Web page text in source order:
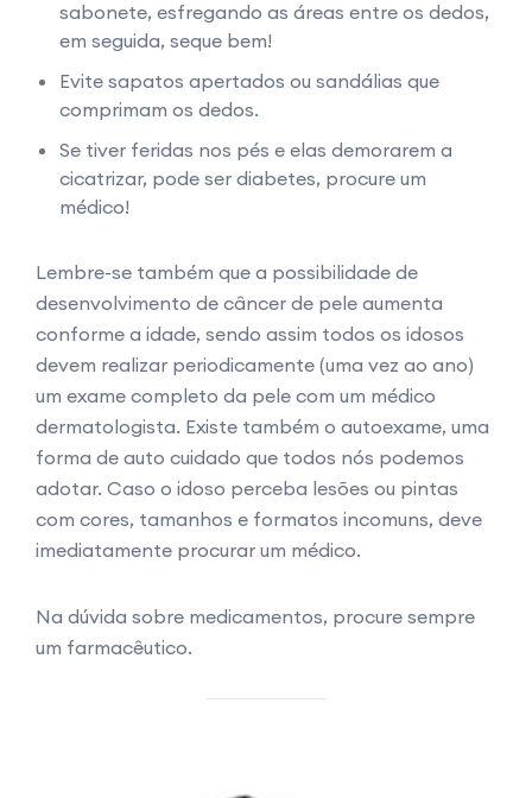
sabonete, esfregando as áreas entre os dedos,
em seguida, seque bem!
Evite sapatos apertados ou sandálias que
comprimam os dedos.
Se tiver feridas nos pés e elas demorarem a
cicatrizar, pode ser diabetes, procure um
médico!
Lembre-se também que a possibilidade de
desenvolvimento de câncer de pele aumenta
conforme a idade, sendo assim todos os idosos
devem realizar periodicamente (uma vez ao ano)
um exame completo da pele com um médico
dermatologista. Existe também o autoexame, uma
forma de auto cuidado que todos nós podemos
adotar. Caso o idoso perceba lesões ou pintas
com cores, tamanhos e formatos incomuns, deve
imediatamente procurar um médico.
Na dúvida sobre medicamentos, procure sempre
um farmacêutico.